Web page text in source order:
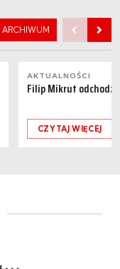
ARCHIWUM
AKTUALNOŚCI
Filip Mikrut
CZYTAJ WIĘCEJ